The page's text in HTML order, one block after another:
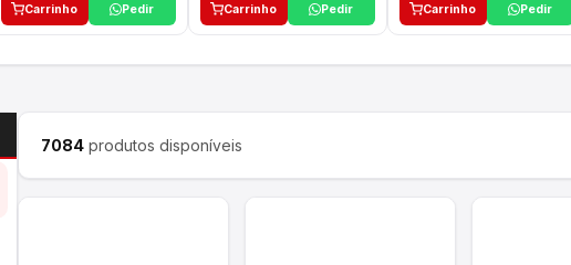
Carrinho Pedir Carrinho Pedir Carrinho Pedir
7084produtos disponíveis